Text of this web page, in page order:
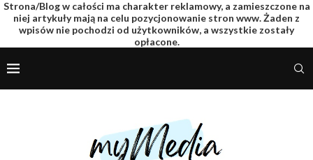
Strona/Blog w całości ma charakter reklamowy, a zamieszczone na
niej artykuły mają na celu pozycjonowanie stron www. Żaden z
wpisów nie pochodzi od użytkowników, a wszystkie zostały
opłacone.